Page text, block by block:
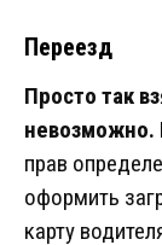
Переезд
Просто так
невозможно.
прав
оформить
карту